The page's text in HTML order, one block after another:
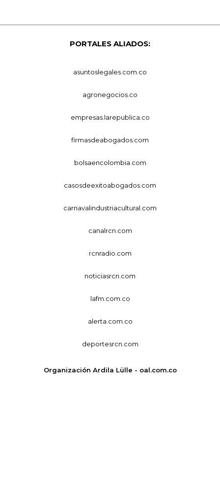
PORTALES ALIADOS:
asuntoslegales.com.co
agronegocios.co
empresas.larepublica.co
firmasdeabogados.com
bolsaencolombia.com
casosdeexitoabogados.com
carnavalindustriacultural.com
canalrcn.com
rcnradio.com
noticiasrcn.com
lafm.com.co
alerta.com.co
deportesrcn.com
Organización Ardila Lülle - oal.com.co